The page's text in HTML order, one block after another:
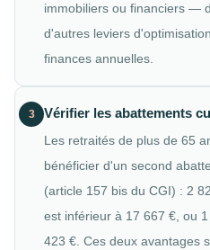
immobiliers ou financiers —
d'autres leviers
finances annuelles.
3 Vérifier les abattements
Les retraités de plus de 65
bénéficier d'un second
(article 157 bis du CGI) : 2
est inférieur à 17 667 €, ou
423 €. Ces deux avantages